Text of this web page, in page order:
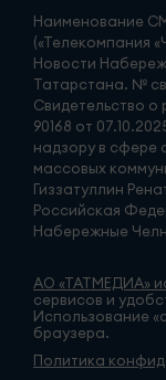
Наименование
(«Телекомпания
Новости
Татарстана. №
Свидетельство
90168 от
надзору в сфере
массовых
Гиззатуллин
Российская
Набережные
АО «ТАТМЕДИА»
сервисов и
Использование
браузера.
Политика